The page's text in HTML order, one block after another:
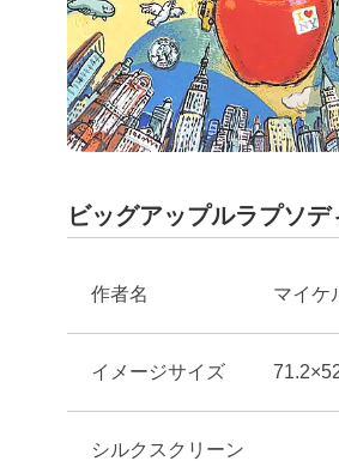
ビッグアップルラプソデ
作者名 マイケ
イメージサイズ
シルクスクリーン